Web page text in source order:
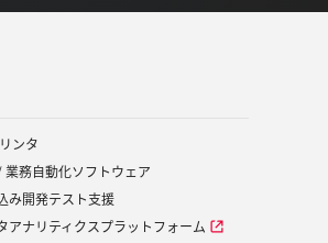
ンタ
業務自動化ソフトウェア
み開発テスト支援
アナリティクスプラットフォーム